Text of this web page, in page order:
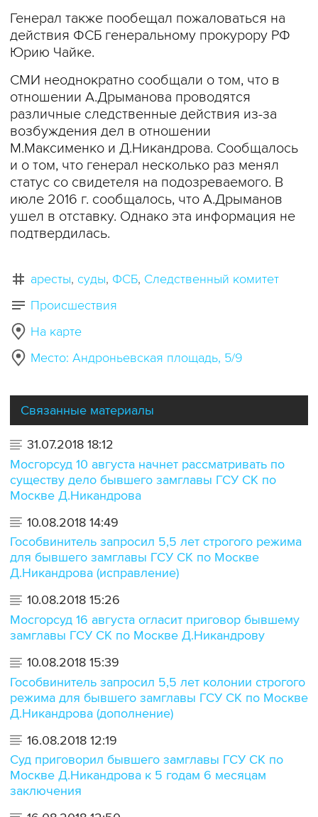
Генерал также пообещал пожаловаться на
действия ФСБ генеральному прокурору РФ
Юрию Чайке.
СМИ неоднократно сообщали о том, что в
отношении А.Дрыманова проводятся
различные следственные действия из-за
возбуждения дел в отношении
М.Максименко и Д.Никандрова. Сообщалось
и о том, что генерал несколько раз менял
статус со свидетеля на подозреваемого. В
июле 2016 г. сообщалось, что А.Дрыманов
ушел в отставку. Однако эта информация не
подтвердилась.
аресты суды ФСБ Следственный комитет
Происшествия
На карте
Место: Андроньевская площадь, 5/9
Связанные материалы
31.07.2018 18:12
Мосгорсуд 10 августа начнет рассматривать по
существу дело бывшего замглавы ГСУ СК по
Москве Д.Никандрова
10.08.2018 14:49
Гособвинитель запросил 5,5 лет строгого режима
для бывшего замглавы ГСУ СК по Москве
Д.Никандрова (исправление)
10.08.2018 15:26
Мосгорсуд 16 августа огласит приговор бывшему
замглавы ГСУ СК по Москве Д.Никандрову
10.08.2018 15:39
Гособвинитель запросил 5,5 лет колонии строгого
режима для бывшего замглавы ГСУ СК по Москве
Д.Никандрова (дополнение)
16.08.2018 12:19
Суд приговорил бывшего замглавы ГСУ СК по
Москве Д.Никандрова к 5 годам 6 месяцам
заключения